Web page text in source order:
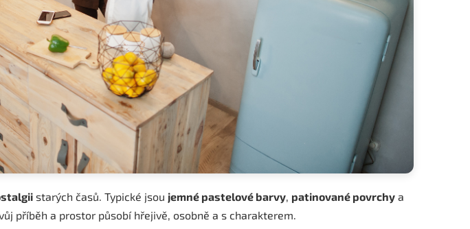
starých časů. Typické jsou jemné pastelové barvy, patinované povrchy a
příběh a prostor působí hřejivě, osobně a s charakterem.